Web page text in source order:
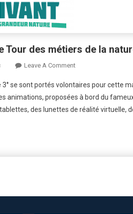
À
Tour des métiers de la
Leave A CommentOn
Du
Vivant
:
3° se sont portés volontaires pour cette
animations, proposées à bord du
des lunettes de réalité virtuelle,